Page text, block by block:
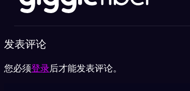
发表评论
您必须登录后才能发表评论。